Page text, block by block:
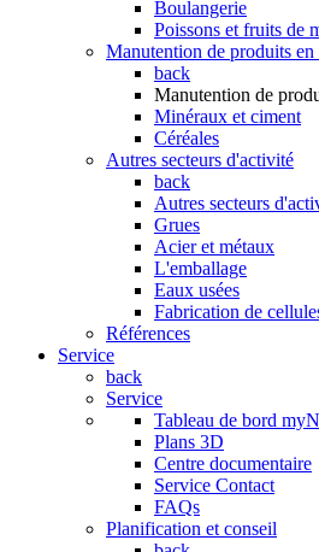
Boulangerie
Poissons et fruits de
Manutention de produits en
back
Manutention de
Minéraux et ciment
Céréales
Autres secteurs d'activité
back
Autres secteurs
Grues
Acier et métaux
L'emballage
Eaux usées
Fabrication de
Références
Service
back
Service
Tableau de bord
Plans 3D
Centre documentaire
Service Contact
FAQs
Planification et conseil